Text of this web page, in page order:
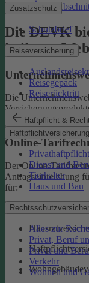
Zusatzschutz
Schutzbrief
Reiseversicherung
Reisegepäck
Reiserücktritt
Haftpflicht &
Haftpflichtversicherung
Privathaftpflicht
Dienst und
Tierhalter
Haus und Bau
Alles zur
Privat, Beruf
Privat und
Verkehr
Wohnen und
Zu
Die DEVK
in ihrem
Die
DEVK.
Online-
Der Online-
Antragseinreichung
für:
Kfz-